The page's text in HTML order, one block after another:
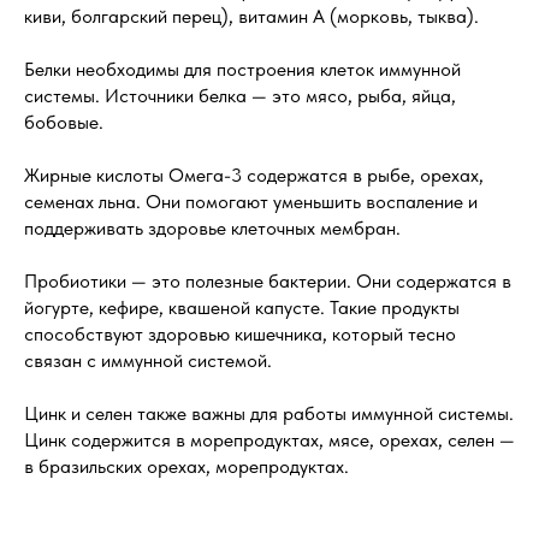
киви, болгарский перец), витамин А (морковь, тыква).
Белки необходимы для построения клеток иммунной
системы. Источники белка — это мясо, рыба, яйца,
бобовые.
Жирные кислоты Омега-3 содержатся в рыбе, орехах,
семенах льна. Они помогают уменьшить воспаление и
поддерживать здоровье клеточных мембран.
Пробиотики — это полезные бактерии. Они содержатся в
йогурте, кефире, квашеной капусте. Такие продукты
способствуют здоровью кишечника, который тесно
связан с иммунной системой.
Цинк и селен также важны для работы иммунной системы.
Цинк содержится в морепродуктах, мясе, орехах, селен —
в бразильских орехах, морепродуктах.